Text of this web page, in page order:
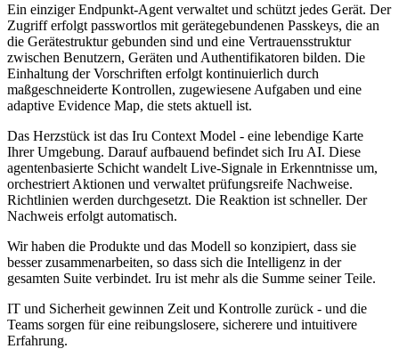
Ein einziger Endpunkt-Agent verwaltet und schützt jedes Gerät. Der
Zugriff erfolgt passwortlos mit gerätegebundenen Passkeys, die an
die Gerätestruktur gebunden sind und eine Vertrauensstruktur
zwischen Benutzern, Geräten und Authentifikatoren bilden. Die
Einhaltung der Vorschriften erfolgt kontinuierlich durch
maßgeschneiderte Kontrollen, zugewiesene Aufgaben und eine
adaptive Evidence Map, die stets aktuell ist.
Das Herzstück ist das Iru Context Model - eine lebendige Karte
Ihrer Umgebung. Darauf aufbauend befindet sich Iru AI. Diese
agentenbasierte Schicht wandelt Live-Signale in Erkenntnisse um,
orchestriert Aktionen und verwaltet prüfungsreife Nachweise.
Richtlinien werden durchgesetzt. Die Reaktion ist schneller. Der
Nachweis erfolgt automatisch.
Wir haben die Produkte und das Modell so konzipiert, dass sie
besser zusammenarbeiten, so dass sich die Intelligenz in der
gesamten Suite verbindet. Iru ist mehr als die Summe seiner Teile.
IT und Sicherheit gewinnen Zeit und Kontrolle zurück - und die
Teams sorgen für eine reibungslosere, sicherere und intuitivere
Erfahrung.